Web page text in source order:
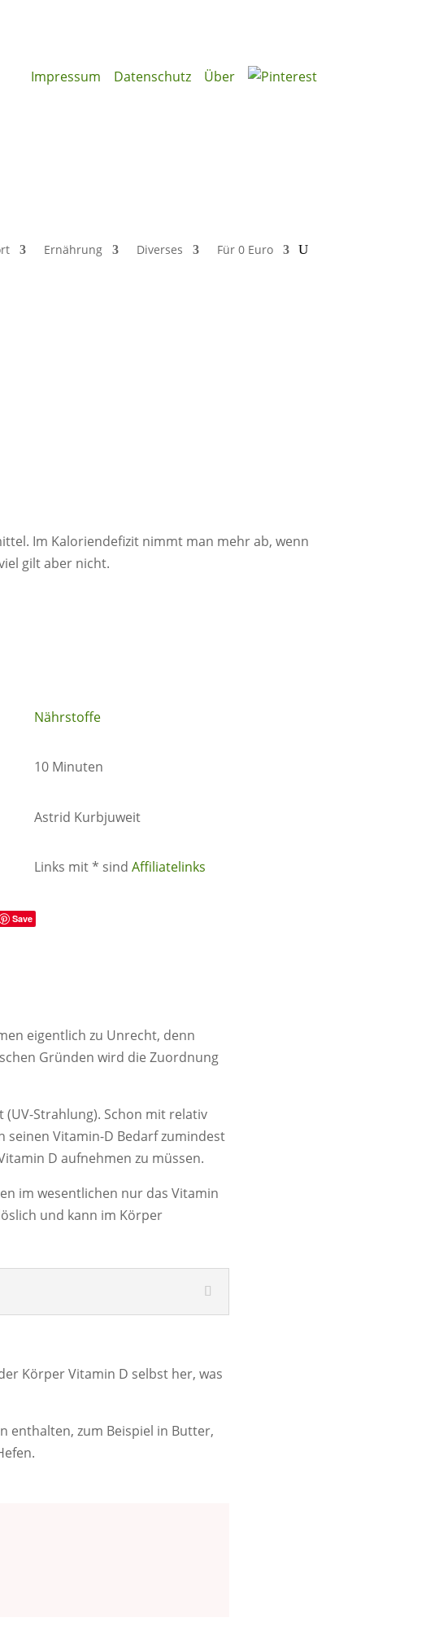
Impressum Datenschutz Über
Ernährung Diverses Für 0 Euro
Im Kaloriendefizit nimmt man mehr ab, wenn
gilt aber nicht.
Nährstoffe
10 Minuten
Astrid Kurbjuweit
Links mit * sindAffiliatelinks
Save
eigentlich zu Unrecht, denn
Gründen wird die Zuordnung
Strahlung). Schon mit relativ
seinen Vitamin-D Bedarf zumindest
D aufnehmen zu müssen.
im wesentlichen nur das Vitamin
und kann im Körper
Körper Vitamin D selbst her, was
enthalten, zum Beispiel in Butter,